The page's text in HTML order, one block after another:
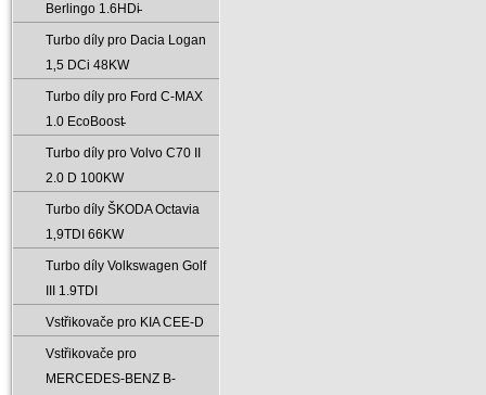
Berlingo 1.6HDi̵
Turbo díly pro Dacia Logan
1‚5 DCi 48KW
Turbo díly pro Ford C-MAX
1.0 EcoBoost̵
Turbo díly pro Volvo C70 II
2.0 D 100KW
Turbo díly ŠKODA Octavia
1‚9TDI 66KW
Turbo díly Volkswagen Golf
III 1.9TDI
Vstřikovače pro KIA CEE-D
Vstřikovače pro
MERCEDES-BENZ B-